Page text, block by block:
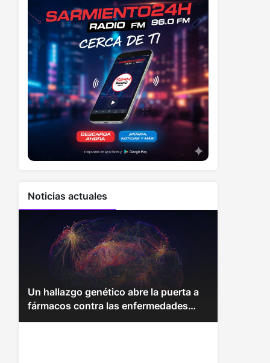
Noticias actuales
Un hallazgo genético abre la puerta a
fármacos contra las enfermedades
más mortales del mundo